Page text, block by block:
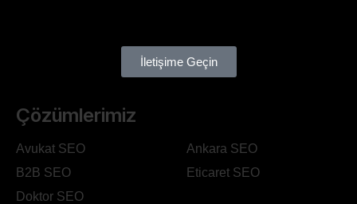
Çözümlerimiz
Avukat SEO
B2B SEO
Doktor SEO
Ankara SEO
Eticaret SEO
İletişime Geçin